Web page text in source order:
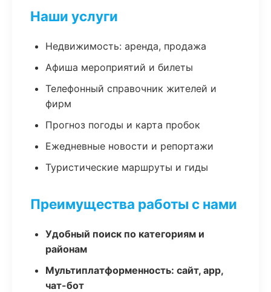
Наши услуги
Недвижимость: аренда, продажа
Афиша мероприятий и билеты
Телефонный справочник жителей и
фирм
Прогноз погоды и карта пробок
Ежедневные новости и репортажи
Туристические маршруты и гиды
Преимущества работы с нами
Удобный поиск по категориям и
районам
Мультиплатформенность: сайт, app,
чат-бот